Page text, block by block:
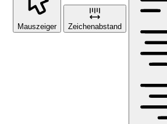
Mauszeiger Zeichenabstand